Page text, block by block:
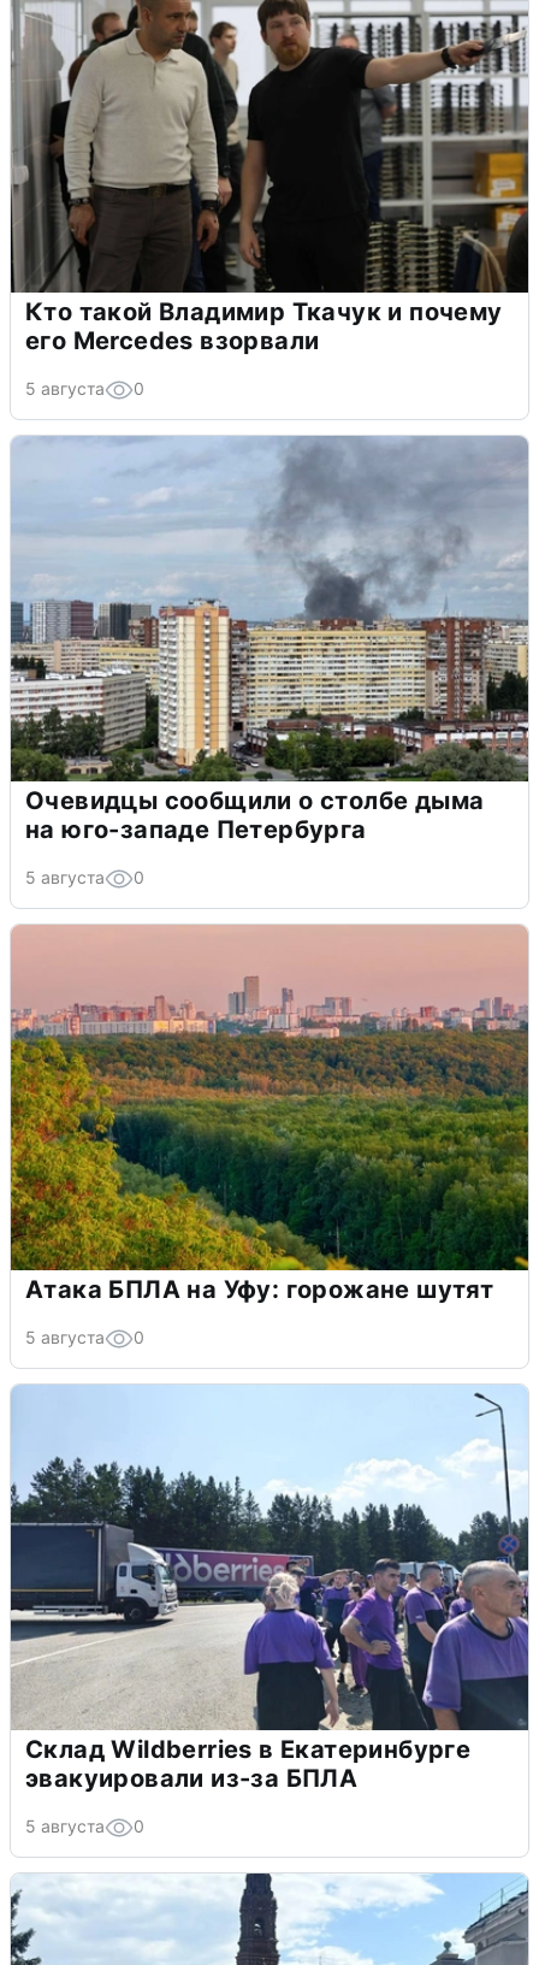
Кто такой Владимир Ткачук и почему
его Mercedes взорвали
5 августа 0
Очевидцы сообщили о столбе дыма
на юго-западе Петербурга
5 августа 0
Атака БПЛА на Уфу: горожане шутят
5 августа 0
Склад Wildberries в Екатеринбурге
эвакуировали из-за БПЛА
5 августа 0